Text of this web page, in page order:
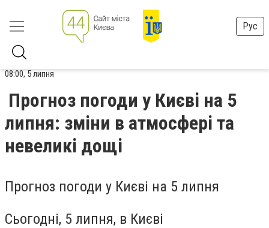
Рус
08:00, 5 липня
Прогноз погоди у Києві на 5
липня: зміни в атмосфері та
невеликі дощі
Прогноз погоди у Києві на 5 липня
Сьогодні, 5 липня, в Києві